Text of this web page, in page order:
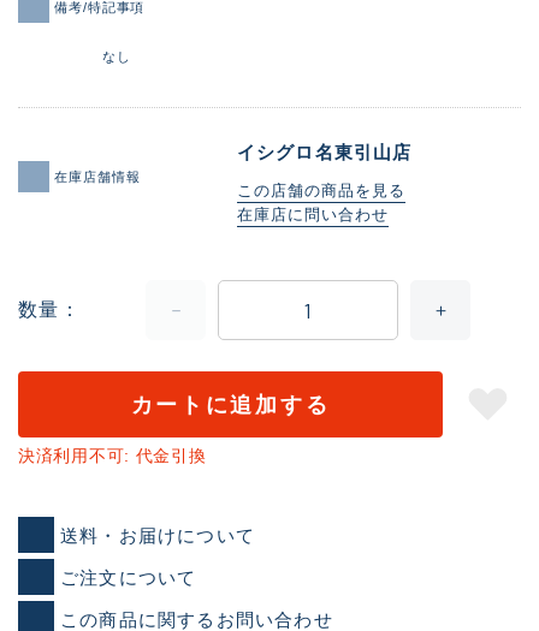
備考/特記事項
なし
在庫店舗情報
イシグロ名東引山店
この店舗の商品を見る
在庫店に問い合わせ
数量
カートに追加する
決済利用不可: 代金引換
送料・お届けについて
ご注文について
この商品に関するお問い合わせ